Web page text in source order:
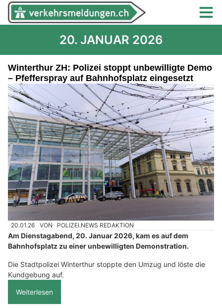
20. JANUAR 2026
Winterthur ZH: Polizei stoppt unbewilligte Demo
– Pfefferspray auf Bahnhofsplatz eingesetzt
20.01.26 VON POLIZEI.NEWS REDAKTION
Am Dienstagabend, 20. Januar 2026, kam es auf dem
Bahnhofsplatz zu einer unbewilligten Demonstration.
Die Stadtpolizei Winterthur stoppte den Umzug und löste die
Kundgebung auf.
Weiterlesen